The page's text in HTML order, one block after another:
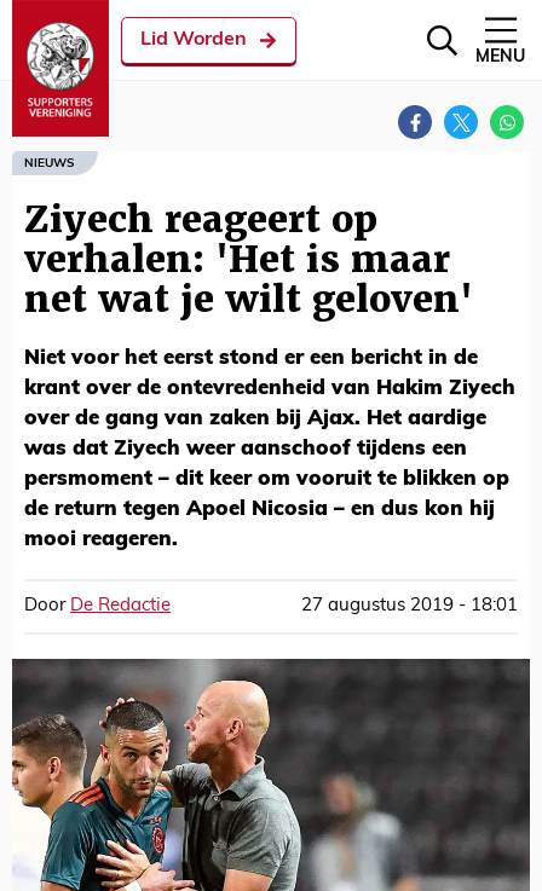
Lid Worden
MENU
NIEUWS
Ziyech reageert op
verhalen: 'Het is maar
net wat je wilt geloven'
Niet voor het eerst stond er een bericht in de
krant over de ontevredenheid van Hakim Ziyech
over de gang van zaken bij Ajax. Het aardige
was dat Ziyech weer aanschoof tijdens een
persmoment – dit keer om vooruit te blikken op
de return tegen Apoel Nicosia – en dus kon hij
mooi reageren.
Door De Redactie 27 augustus 2019 - 18:01